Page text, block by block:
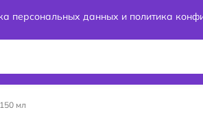
персональных данных и политика
мл